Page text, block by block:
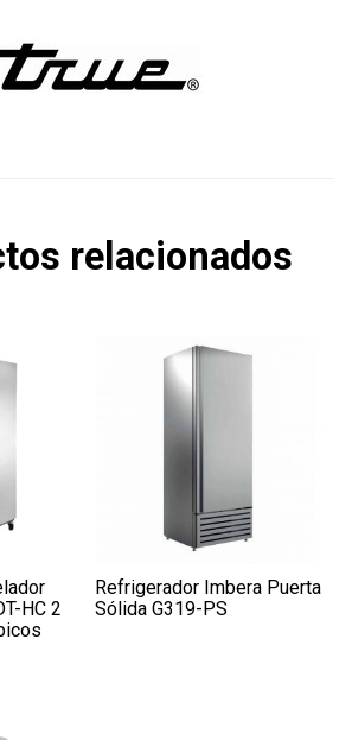
relacionados
HC 2
Refrigerador Imbera Puerta
Sólida G319-PS